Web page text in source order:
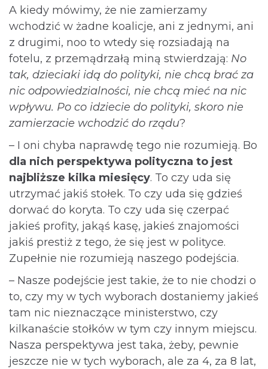
A kiedy mówimy, że nie zamierzamy
wchodzić w żadne koalicje, ani z jednymi, ani
z drugimi, noo to wtedy się rozsiadają na
fotelu, z przemądrzałą miną stwierdzają: No
tak, dzieciaki idą do polityki, nie chcą brać za
nic odpowiedzialności, nie chcą mieć na nic
wpływu. Po co idziecie do polityki, skoro nie
zamierzacie wchodzić do rządu?
– I oni chyba naprawdę tego nie rozumieją. Bo
dla nich perspektywa polityczna to jest
najbliższe kilka miesięcy. To czy uda się
utrzymać jakiś stołek. To czy uda się gdzieś
dorwać do koryta. To czy uda się czerpać
jakieś profity, jakąś kasę, jakieś znajomości
jakiś prestiż z tego, że się jest w polityce.
Zupełnie nie rozumieją naszego podejścia.
– Nasze podejście jest takie, że to nie chodzi o
to, czy my w tych wyborach dostaniemy jakieś
tam nic nieznaczące ministerstwo, czy
kilkanaście stołków w tym czy innym miejscu.
Nasza perspektywa jest taka, żeby, pewnie
jeszcze nie w tych wyborach, ale za 4, za 8 lat,